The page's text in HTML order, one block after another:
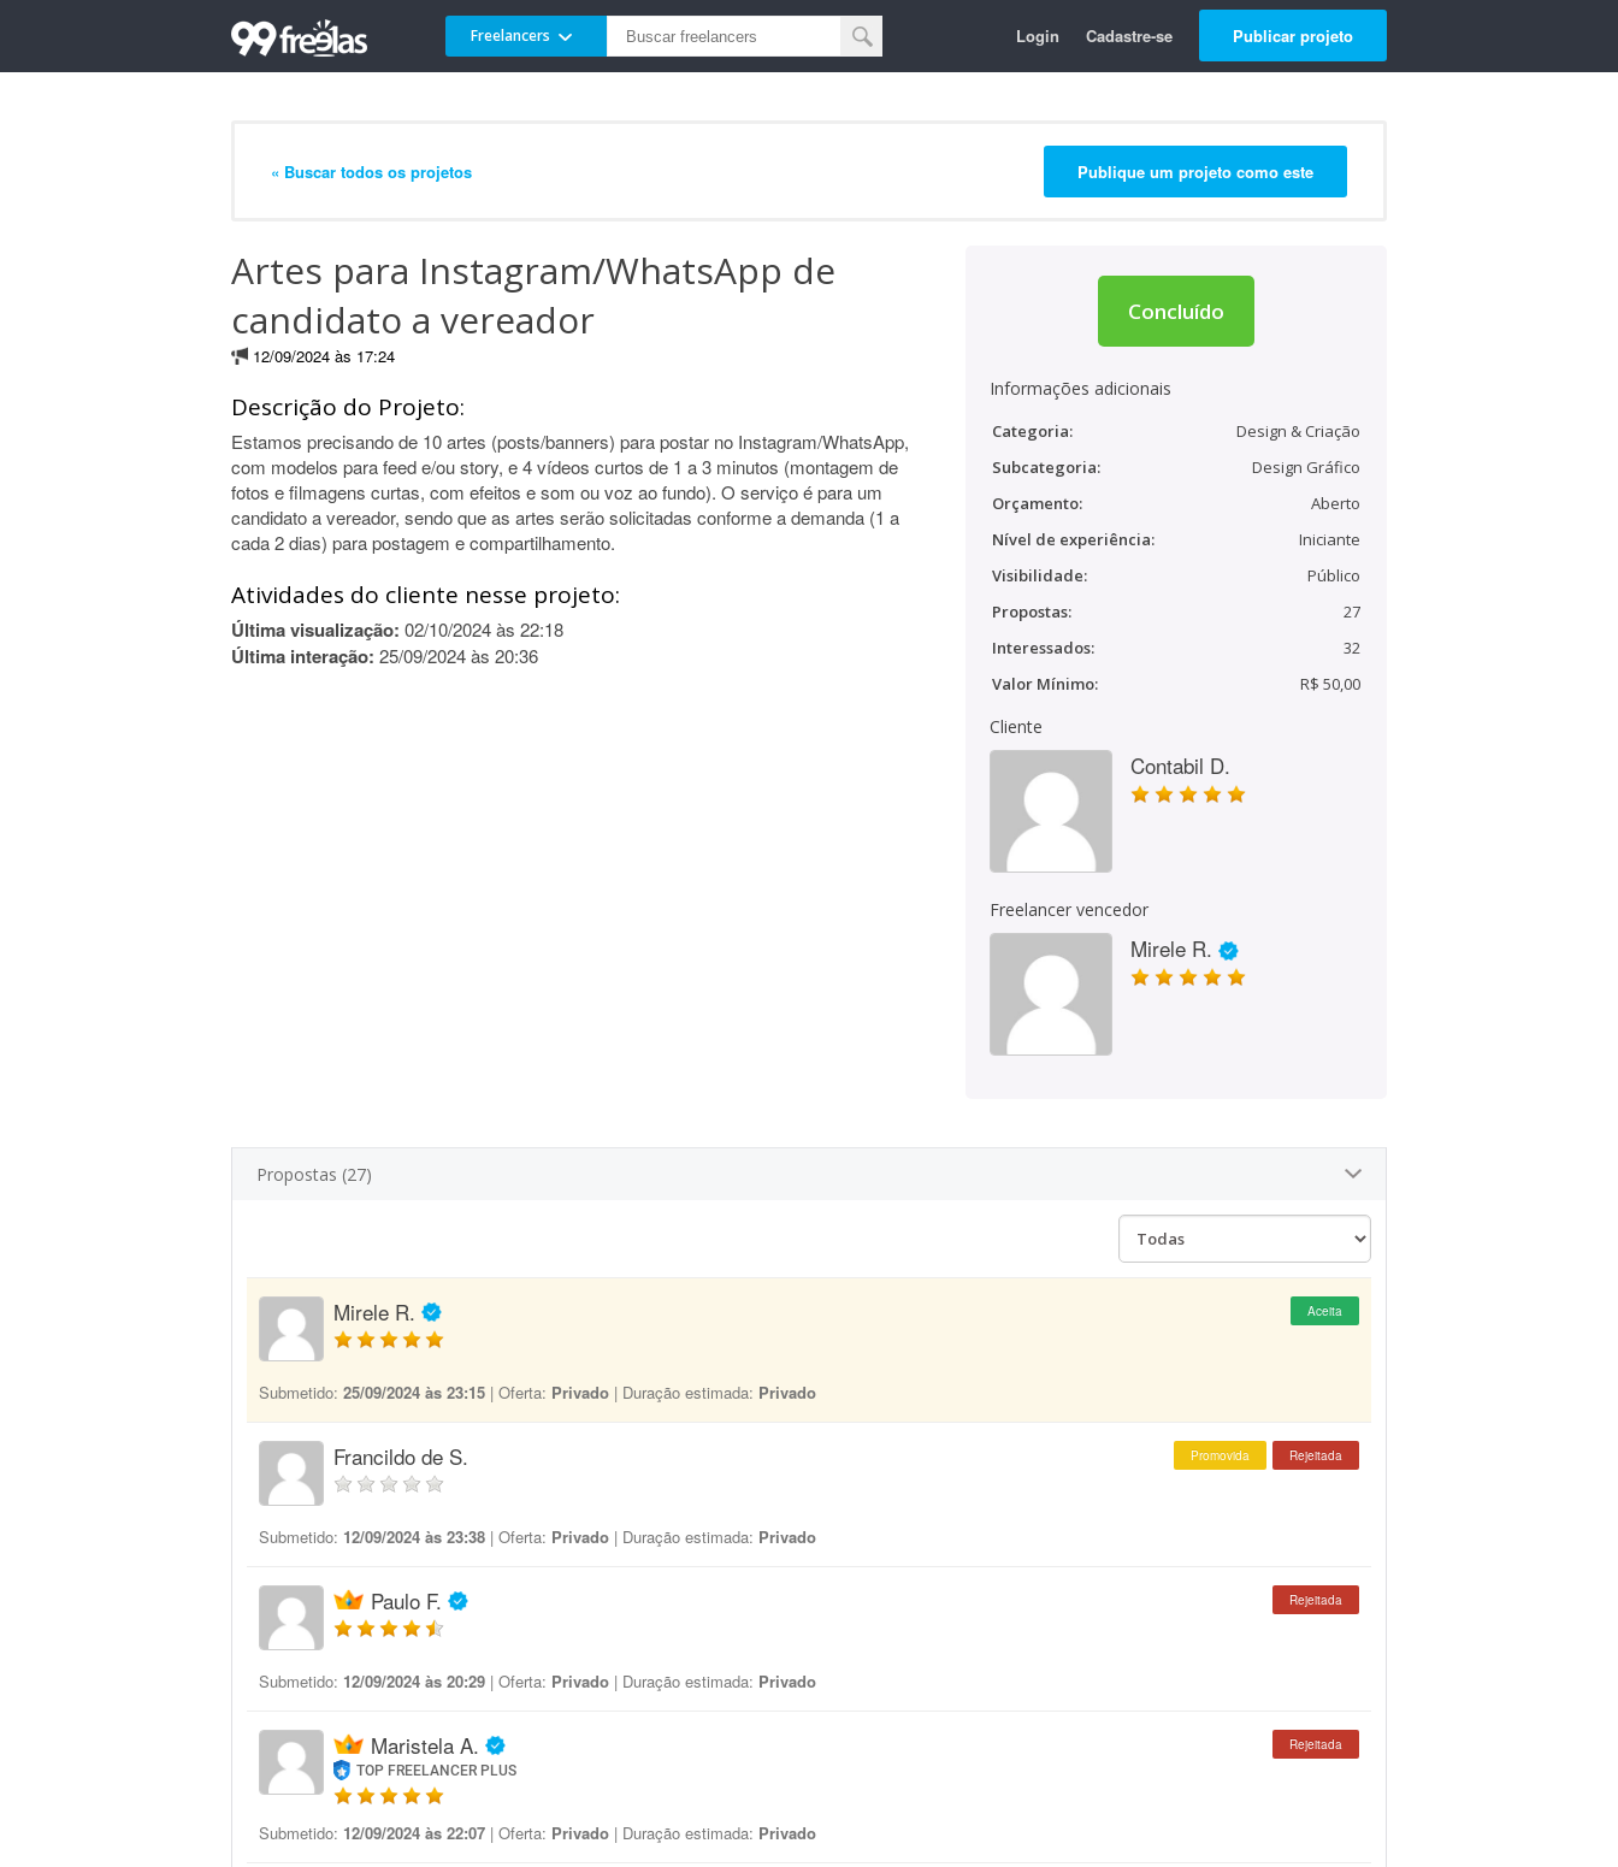
Freelancers Login Cadastre-se Publicar projeto
« Buscar todos os projetos Publique um projeto como este
Artes para Instagram/WhatsApp de
candidato a vereador
12/09/2024 às 17:24
Descrição do Projeto:
Estamos precisando de 10 artes (posts/banners) para postar no Instagram/WhatsApp,
com modelos para feed e/ou story, e 4 vídeos curtos de 1 a 3 minutos (montagem de
fotos e filmagens curtas, com efeitos e som ou voz ao fundo). O serviço é para um
candidato a vereador, sendo que as artes serão solicitadas conforme a demanda (1 a
cada 2 dias) para postagem e compartilhamento.
Atividades do cliente nesse projeto:
Última visualização: 02/10/2024 às 22:18
Última interação: 25/09/2024 às 20:36
Concluído
Informações adicionais
Categoria:
Design & Criação
Subcategoria:
Design Gráfico
Orçamento:
Aberto
Nível de experiência:
Iniciante
Visibilidade:
Público
Propostas:
27
Interessados:
32
Valor Mínimo:
R$ 50,00
Cliente
Contabil D.
Freelancer vencedor
Mirele R.
Propostas (27)
Mirele R. Aceita
Submetido: 25/09/2024 às 23:15 | Oferta: Privado | Duração estimada: Privado
Francildo de S. Promovida Rejeitada
Submetido: 12/09/2024 às 23:38 | Oferta: Privado | Duração estimada: Privado
Paulo F. Rejeitada
Submetido: 12/09/2024 às 20:29 | Oferta: Privado | Duração estimada: Privado
Maristela A.
TOP FREELANCER PLUS
Rejeitada
Submetido: 12/09/2024 às 22:07 | Oferta: Privado | Duração estimada: Privado